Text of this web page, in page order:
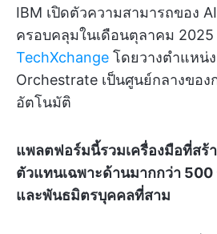
IBM เปิดตัวความสามารถของ
ครอบคลุมในเดือนตุลาคม 2025
TechXchange โดยวางตำแหน่
Orchestrate เป็นศูนย์กลางของ
อัตโนมัติ
แพลตฟอร์มนี้รวมเครื่องมือที่สร้
ตัวแทนเฉพาะด้านมากกว่า 500
และพันธมิตรบุคคลที่สาม